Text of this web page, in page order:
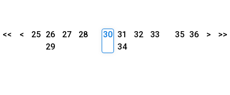
<< < 25 26 27
28
29
30 31 32
33
34
35 36 > >>